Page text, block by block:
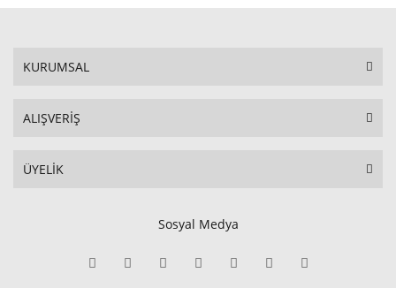
KURUMSAL
ALIŞVERİŞ
ÜYELİK
Sosyal Medya